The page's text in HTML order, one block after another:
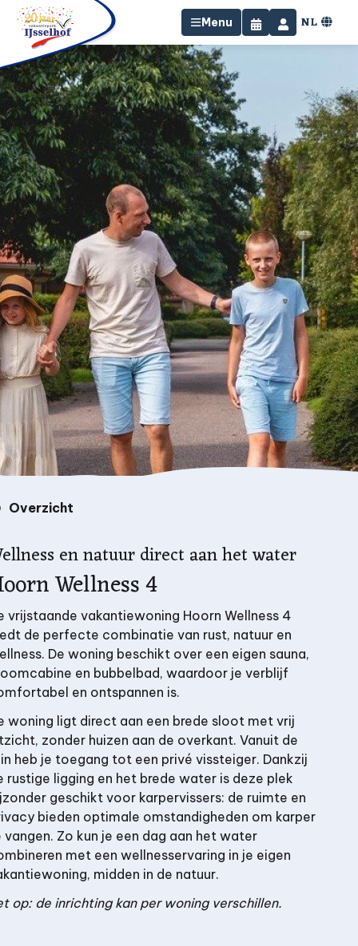
Menu
Home
Overnachten
Faciliteiten
Omgeving
Specials
Contact
NL
Overzicht
en natuur direct aan het water
Wellness 4
vrijstaande vakantiewoning Hoorn Wellness 4
de perfecte combinatie van rust, natuur en
De woning beschikt over een eigen sauna,
en bubbelbad, waardoor je verblijf
en ontspannen is.
woning ligt direct aan een brede sloot met vrij
zonder huizen aan de overkant. Vanuit de
heb je toegang tot een privé vissteiger. Dankzij
rustige ligging en het brede water is deze plek
geschikt voor karpervissers: de ruimte en
bieden optimale omstandigheden om karper
vangen. Zo kun je een dag aan het water
met een wellnesservaring in je eigen
midden in de natuur.
op: de inrichting kan per woning verschillen.